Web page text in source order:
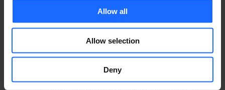
Allow all
Allow selection
Deny
Lorem Ipsum is
simply dummy text